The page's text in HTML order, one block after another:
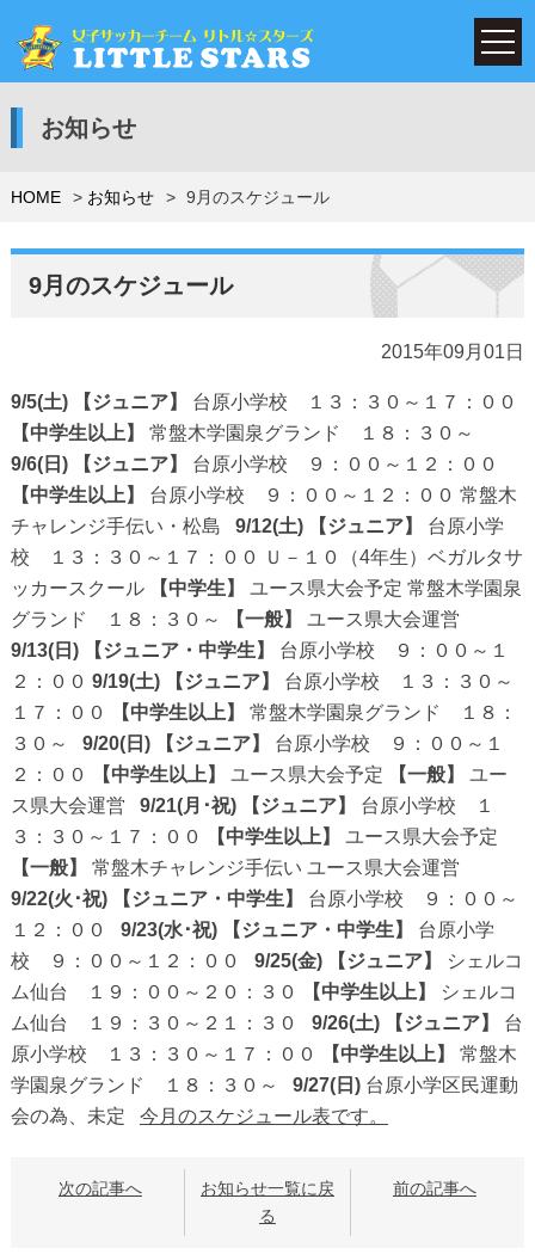
お知らせ
HOME お知らせ 9月のスケジュール
9月のスケジュール
2015年09月01日
9/5(土) 【ジュニア】
台原小学校 １３：３０～１７：００
【中学生以上】
常盤木学園泉グランド １８：３０～
9/6(日)
【ジュニア】
台原小学校 ９：００～１２：００
【中学生以上】
台原小学校 ９：００～１２：００ 常盤木
チャレンジ手伝い・松島 9/12(土) 【ジュニア】
台原小学
校 １３：３０～１７：００ Ｕ－１０（4年生）ベガルタサ
ッカースクール
【中学生】
ユース県大会予定 常盤木学園泉
グランド １８：３０～
【一般】
ユース県大会運営
9/13(日)
【ジュニア・中学生】
台原小学校 ９：００～１
２：００ 9/19(土) 【ジュニア】
台原小学校 １３：３０～
１７：００
【中学生以上】
常盤木学園泉グランド １８：
３０～ 9/20(日) 【ジュニア】
台原小学校 ９：００～１
２：００
【中学生以上】 ユース県大会予定 【一般】
ユー
ス県大会運営 9/21(月･祝) 【ジュニア】
台原小学校 １
３：３０～１７：００
【中学生以上】
ユース県大会予定
【一般】
常盤木チャレンジ手伝い ユース県大会運営
9/22(火･祝)
【ジュニア・中学生】
台原小学校 ９：００～
１２：００ 9/23(水･祝) 【ジュニア・中学生】
台原小学
校 ９：００～１２：００ 9/25(金) 【ジュニア】
シェルコ
ム仙台 １９：００～２０：３０
【中学生以上】
シェルコ
ム仙台 １９：３０～２１：３０ 9/26(土) 【ジュニア】
台
原小学校 １３：３０～１７：００
【中学生以上】
常盤木
学園泉グランド １８：３０～ 9/27(日)台原小学区民運動
会の為、未定 今月のスケジュール表です。
次の記事へ
お知らせ一覧に戻
る
前の記事へ